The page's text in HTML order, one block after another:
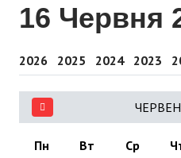
16 Червня
2026 2025 2024 2023
Пн Вт Ср